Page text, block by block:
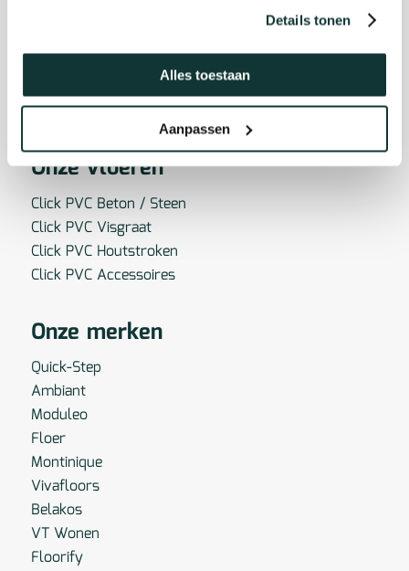
Details tonen
Alles toestaan
Aanpassen
Onze vloeren
Click PVC Beton / Steen
Click PVC Visgraat
Click PVC Houtstroken
Click PVC Accessoires
Onze merken
Quick-Step
Ambiant
Moduleo
Floer
Montinique
Vivafloors
Belakos
VT Wonen
Floorify